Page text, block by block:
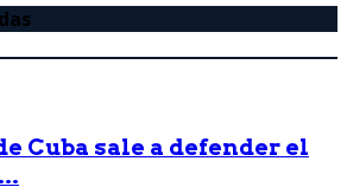
Cuba sale a defender el